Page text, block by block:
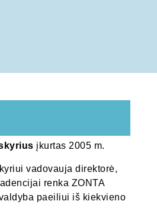
įkurtas 2005 m.
vadovauja direktorė,
renka ZONTA
paeiliui iš kiekvieno